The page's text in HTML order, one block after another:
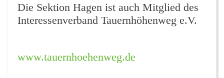
Die Sektion Hagen ist auch Mitglied des
Interessenverband Tauernhöhenweg e.V.
www.tauernhoehenweg.de